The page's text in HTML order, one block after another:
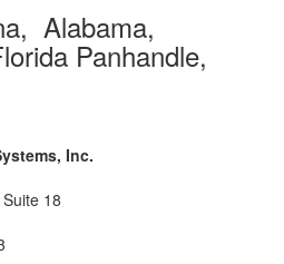
Alabama,
Panhandle,
Inc.
18